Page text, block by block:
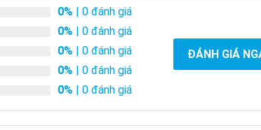
0% | 0 đánh giá
0% | 0 đánh giá
0% | 0 đánh giá
0% | 0 đánh giá
0% | 0 đánh giá
ĐÁNH GIÁ